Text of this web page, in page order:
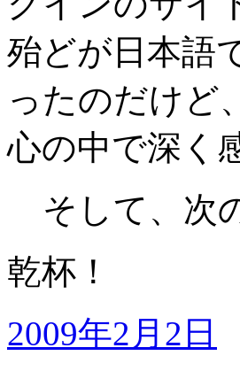
殆どが日本語
ったのだけど、
心の中で深く
そして、次
乾杯！
2009年2月2日